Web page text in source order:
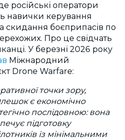
російські оператори
навички керування
боєприпасів по
Про це свідчать
У березні 2026 року
Міжнародний
Drone Warfare:
точки зору,
є економічно
послідовною: вона
підготовку
із мінімальними